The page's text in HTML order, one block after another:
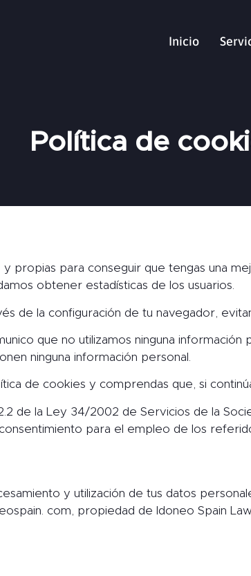
Inicio
Política de
propias para conseguir que tengas una
obtener estadísticas de los usuarios.
de la configuración de tu navegador,
que no utilizamos ninguna
ninguna información personal.
de cookies y comprendas que, si
de la Ley 34/2002 de Servicios de la
para el empleo de los
y utilización de tus datos
com, propiedad de Idoneo Spain